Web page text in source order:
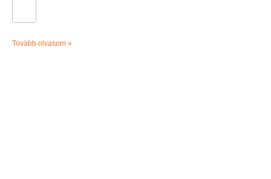
Tovább olvasom »